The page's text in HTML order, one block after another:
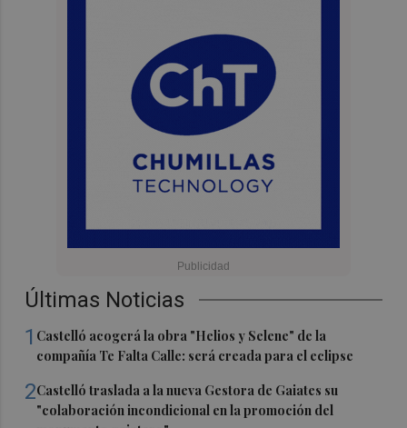
Últimas Noticias
1 Castelló acogerá la obra "Helios y Selene" de la
compañía Te Falta Calle: será creada para el eclipse
2Castelló traslada a la nueva Gestora de Gaiates su
"colaboración incondicional en la promoción del